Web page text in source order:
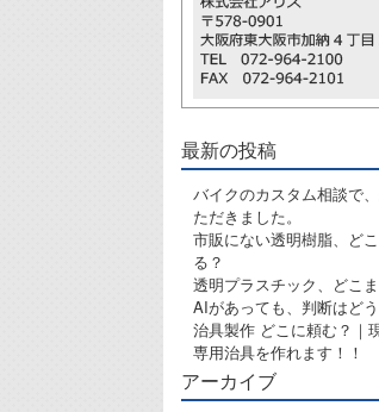
最新の投稿
バイクのカスタム相談で
ただきました。
市販にない透明樹脂、ど
る？
透明プラスチック、どこ
AIがあっても、判断はど
治具製作 どこに頼む？｜
専用治具を作れます！！
アーカイブ